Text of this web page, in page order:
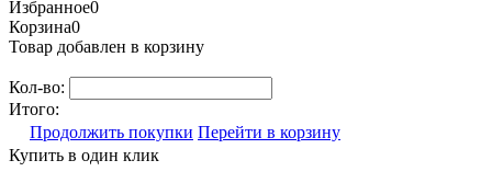
Избранное0
Корзина0
Товар добавлен в корзину
Кол-во:
Итого:
Продолжить покупки Перейти в корзину
Купить в один клик